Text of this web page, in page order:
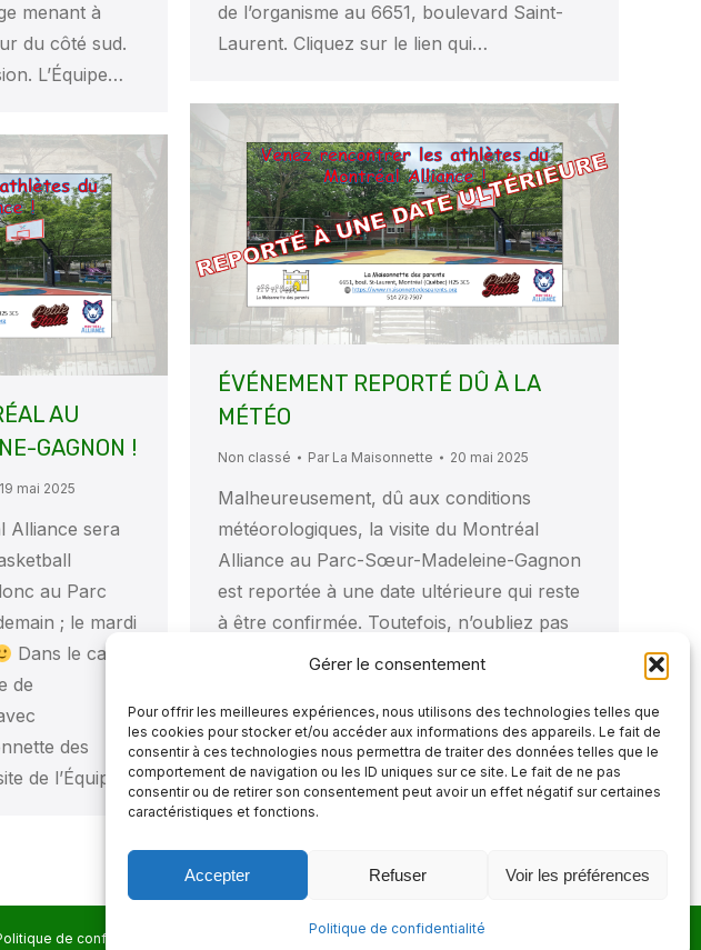
Gérer le consentement
Pour offrir les meilleures expériences, nous utilisons des technologies telles que
les cookies pour stocker et/ou accéder aux informations des appareils. Le fait de
consentir à ces technologies nous permettra de traiter des données telles que le
comportement de navigation ou les ID uniques sur ce site. Le fait de ne pas
consentir ou de retirer son consentement peut avoir un effet négatif sur certaines
caractéristiques et fonctions.
Accepter Refuser Voir les préférences
Politique de confidentialité
menant à
du côté sud.
L’Équipe…
de l’organisme au 6651, boulevard Saint-
Laurent. Cliquez sur le lien qui…
ÉVÉNEMENT REPORTÉ DÛ À LA
MÉTÉO
Non classé Par La Maisonnette 20 mai 2025
Malheureusement, dû aux conditions
météorologiques, la visite du Montréal
Alliance au Parc-Sœur-Madeleine-Gagnon
est reportée à une date ultérieure qui reste
à être confirmée. Toutefois, n’oubliez pas
l’événement historique du basketball
dimanche ; le 25 mai 2025, à 19 h 30, au
Stade IGA du Parc Jarry !
…
AU
GAGNON !
19 mai 2025
Alliance sera
au Parc
; le mardi
Dans le cadre
de
des
de l’Équipe…
de confidentialité